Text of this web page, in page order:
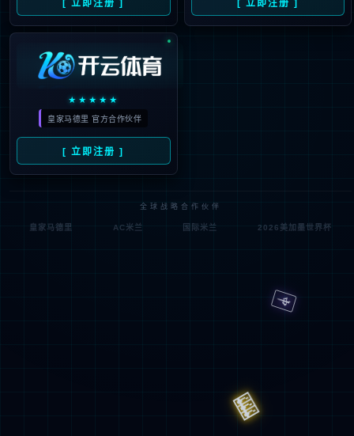
书签，或者输入了错
误的地址。
3秒后